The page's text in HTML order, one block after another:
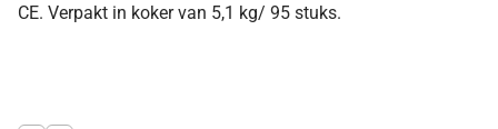
CE. Verpakt in koker van 5,1 kg/ 95 stuks.